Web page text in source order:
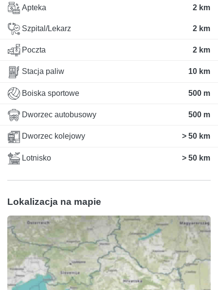
Apteka 2 km
Szpital/Lekarz 2 km
Poczta 2 km
Stacja paliw 10 km
Boiska sportowe 500 m
Dworzec autobusowy 500 m
Dworzec kolejowy > 50 km
Lotnisko > 50 km
Lokalizacja na mapie